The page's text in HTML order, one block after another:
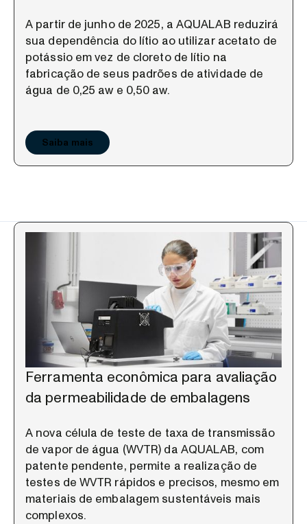
A partir de junho de 2025, a AQUALAB reduzirá
sua dependência do lítio ao utilizar acetato de
potássio em vez de cloreto de lítio na
fabricação de seus padrões de atividade de
água de 0,25 aw e 0,50 aw.
Saiba mais
Ferramenta econômica para avaliação
da permeabilidade de embalagens
A nova célula de teste de taxa de transmissão
de vapor de água (WVTR) da AQUALAB, com
patente pendente, permite a realização de
testes de WVTR rápidos e precisos, mesmo em
materiais de embalagem sustentáveis mais
complexos.